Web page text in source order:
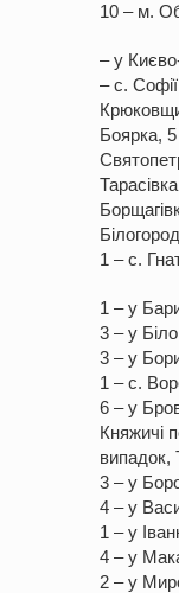
10 – м.
– у
– с.
Боярка,
1 – с.
1 – у
3 – у
3 – у
1 – с.
6 – у
Княжичі
випадок,
3 – у
4 – у
1 – у
4 – у
2 – у